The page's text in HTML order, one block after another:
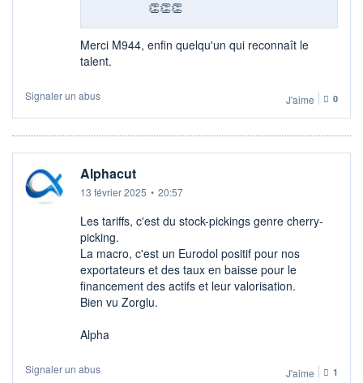
👏👏👏
Merci M944, enfin quelqu'un qui reconnaît le
talent.
Signaler un abus J'aime 0
Alphacut
13 février 2025 • 20:57
Les tariffs, c'est du stock-pickings genre cherry-
picking.
La macro, c'est un Eurodol positif pour nos
exportateurs et des taux en baisse pour le
financement des actifs et leur valorisation.
Bien vu Zorglu.
Alpha
Signaler un abus J'aime 1